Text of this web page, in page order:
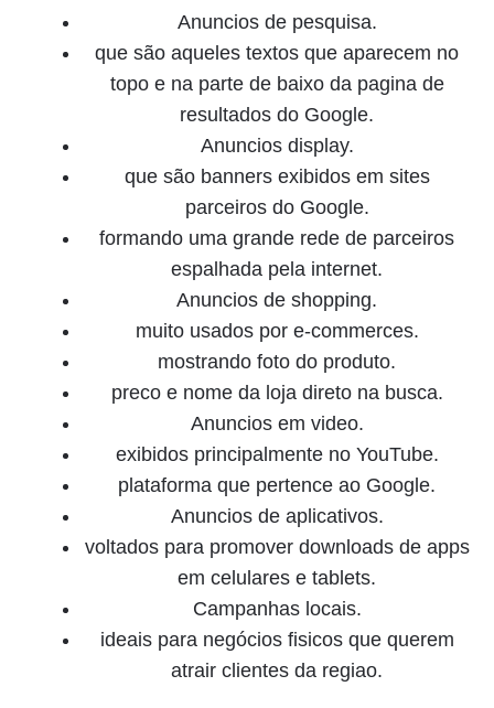
Anuncios de pesquisa.
que são aqueles textos que aparecem no
topo e na parte de baixo da pagina de
resultados do Google.
Anuncios display.
que são banners exibidos em sites
parceiros do Google.
formando uma grande rede de parceiros
espalhada pela internet.
Anuncios de shopping.
muito usados por e-commerces.
mostrando foto do produto.
preco e nome da loja direto na busca.
Anuncios em video.
exibidos principalmente no YouTube.
plataforma que pertence ao Google.
Anuncios de aplicativos.
voltados para promover downloads de apps
em celulares e tablets.
Campanhas locais.
ideais para negócios fisicos que querem
atrair clientes da regiao.